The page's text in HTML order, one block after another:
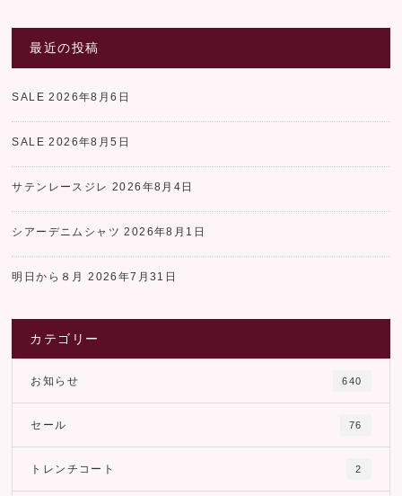
最近の投稿
SALE 2026年8月6日
SALE 2026年8月5日
サテンレースジレ 2026年8月4日
シアーデニムシャツ 2026年8月1日
明日から８月 2026年7月31日
カテゴリー
お知らせ 640
セール 76
トレンチコート 2